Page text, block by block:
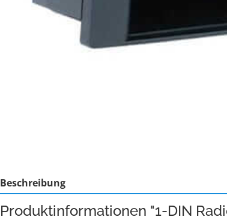
Beschreibung
Produktinformationen "1-DIN